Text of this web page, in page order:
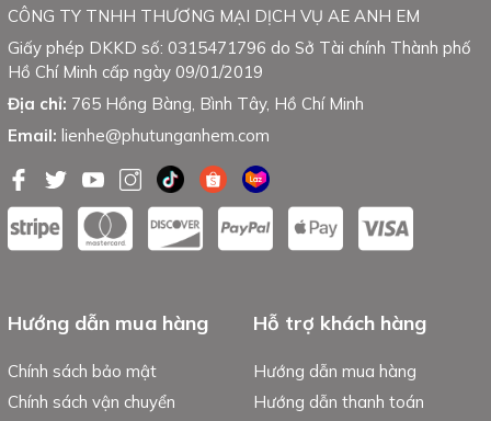
CÔNG TY TNHH THƯƠNG MẠI DỊCH VỤ AE ANH EM
Giấy phép DKKD số: 0315471796 do Sở Tài chính Thành phố
Hồ Chí Minh cấp ngày 09/01/2019
Địa chỉ: 765 Hồng Bàng, Bình Tây, Hồ Chí Minh
Email: lienhe@phutunganhem.com
Hướng dẫn mua hàng
Chính sách bảo mật
Chính sách vận chuyển
Hỗ trợ khách hàng
Hướng dẫn mua hàng
Hướng dẫn thanh toán